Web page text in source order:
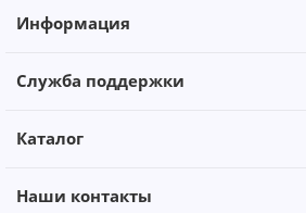
Информация
Служба поддержки
Каталог
Наши контакты